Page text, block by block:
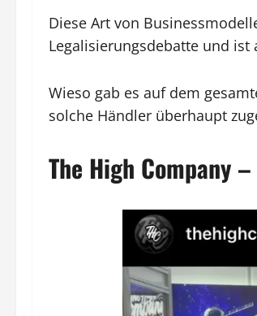
Diese Art von
Legalisierungsdebatte und
Wieso gab es auf dem
solche Händler überhaupt
The High Company –